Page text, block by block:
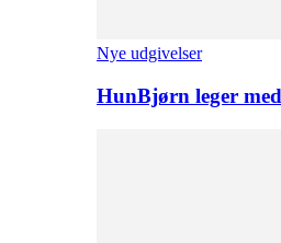
Nye udgivelser
HunBjørn leger